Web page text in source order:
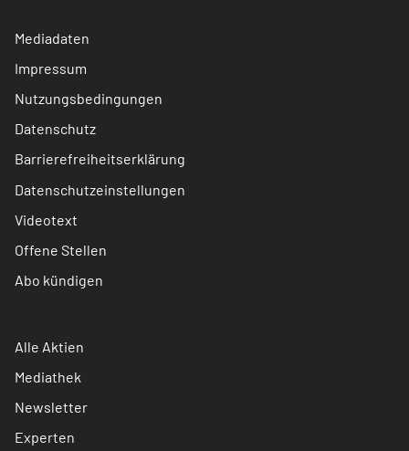
Mediadaten
Impressum
Nutzungsbedingungen
Datenschutz
Barrierefreiheitserklärung
Datenschutzeinstellungen
Videotext
Offene Stellen
Abo kündigen
Alle Aktien
Mediathek
Newsletter
Experten